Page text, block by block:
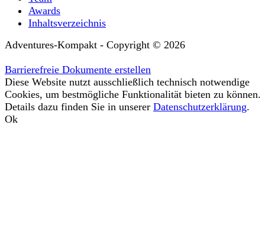
Awards
Inhaltsverzeichnis
Adventures-Kompakt - Copyright © 2026
Barrierefreie Dokumente erstellen
Diese Website nutzt ausschließlich technisch notwendige
Cookies, um bestmögliche Funktionalität bieten zu können.
Details dazu finden Sie in unserer Datenschutzerklärung.
Ok